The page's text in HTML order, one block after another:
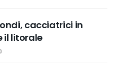
cacciatrici in
il litorale